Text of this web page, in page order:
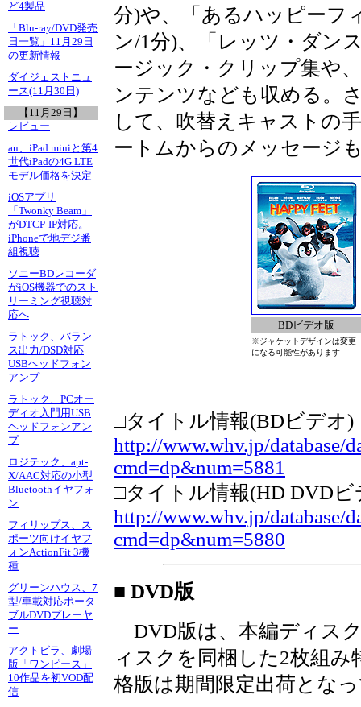
ど4製品
「Blu-ray/DVD発売
日一覧」11月29日
の更新情報
ダイジェストニュ
ース(11月30日)
【11月29日】
レビュー
au、iPad miniと第4
世代iPadの4G LTE
モデル価格を決定
iOSアプリ
「Twonky Beam」
がDTCP-IP対応。
iPhoneで地デジ番
組視聴
ソニーBDレコーダ
がiOS機器でのスト
リーミング視聴対
応へ
ラトック、バラン
ス出力/DSD対応
USBヘッドフォン
アンプ
ラトック、PCオー
ディオ入門用USB
ヘッドフォンアン
プ
ロジテック、apt-
X/AAC対応の小型
Bluetoothイヤフォ
ン
フィリップス、ス
ポーツ向けイヤフ
ォンActionFit 3機
種
グリーンハウス、7
型/車載対応ポータ
ブルDVDプレーヤ
ー
アクトビラ、劇場
版「ワンピース」
10作品を初VOD配
信
分)や、「あるハッピーフ
ン/1分)、「レッツ・ダン
ージック・クリップ集や
ンテンツなども収める。
して、吹替えキャストの
ートムからのメッセージ
BDビデオ版
※ジャケットデザインは変更
になる可能性があります
□タイトル情報(BDビデオ)
http://www.whv.jp/database/
cmd=dp&num=5881
□タイトル情報(HD DVDビ
http://www.whv.jp/database/
cmd=dp&num=5880
■ DVD版
DVD版は、本編ディス
ィスクを同梱した2枚組み
格版は期間限定出荷とな